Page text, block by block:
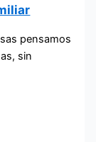
pensamos
sin